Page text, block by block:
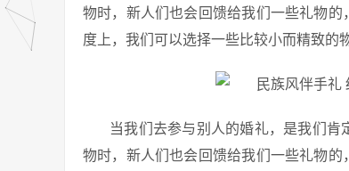
物时，新人们也会回馈给我们一些礼物
度上，我们可以选择一些比较小而精致的
当我们去参与别人的婚礼，是我们
物时，新人们也会回馈给我们一些礼物